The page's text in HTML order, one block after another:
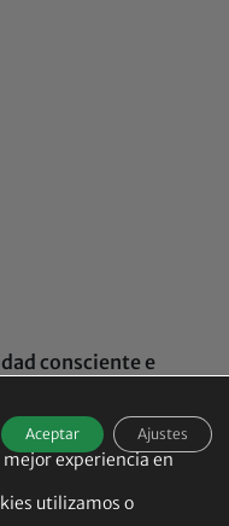
consciente e
-
legal-
de cookies-
experiencia en
utilizamos o
Aceptar Ajustes